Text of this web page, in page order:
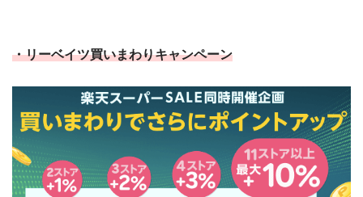
・リーベイツ買いまわりキャンペーン